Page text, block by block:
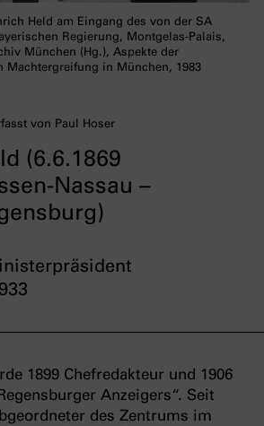
(6.6.1869
Nassau –
von Paul Hoser
Held am Eingang des von der SA
Regierung, Montgelas-Palais,
München (Hg.), Aspekte der
Machtergreifung in München, 1983
1899 Chefredakteur und 1906
Anzeigers“. Seit
des Zentrums im